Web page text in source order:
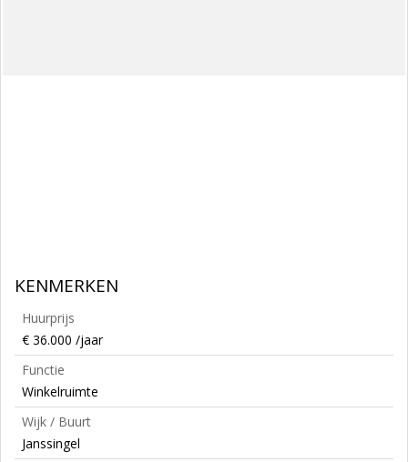
KENMERKEN
Huurprijs
€ 36.000 /jaar
Functie
Winkelruimte
Wijk / Buurt
Janssingel